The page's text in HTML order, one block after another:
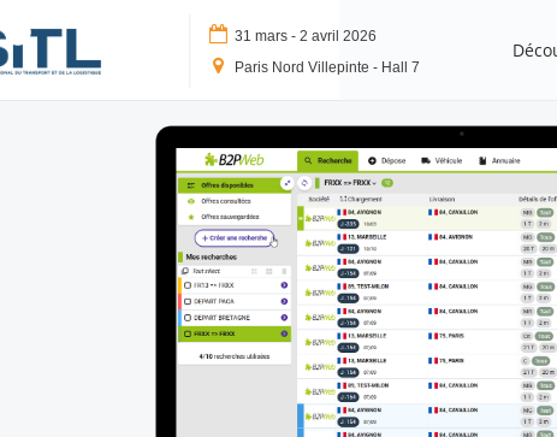
SITL
31 mars - 2 avril 2026
Paris Nord Villepinte - Hall 7